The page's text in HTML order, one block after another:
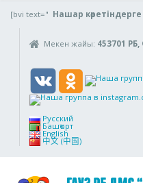
[bvi text=" Нашар
Мекен жайы: 453701
Русский
Башҡорт
English
中文 (中国)